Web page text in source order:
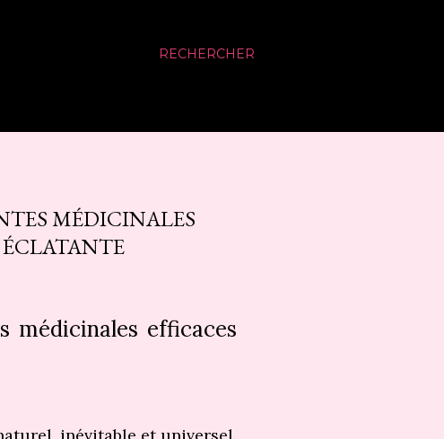
RECHERCHER
MÉDICINALES
ÉCLATANTE
médicinales efficaces
inévitable et universel.